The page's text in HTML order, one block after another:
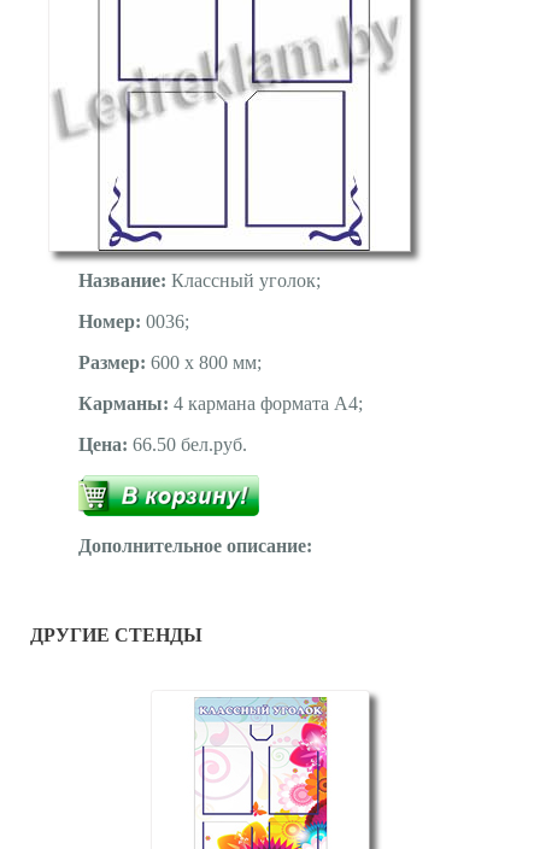
Название: Классный уголок;
Номер: 0036;
Размер: 600 х 800 мм;
Карманы: 4 кармана формата А4;
Цена: 66.50 бел.руб.
Дополнительное описание:
ДРУГИЕ СТЕНДЫ